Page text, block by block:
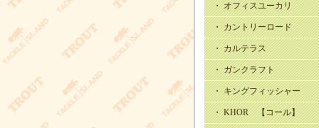
・ オフィスユーカリ
・ カントリーロード
・ カルテラス
・ ガンクラフト
・ キングフィッシャー
・ KHOR 【コール】